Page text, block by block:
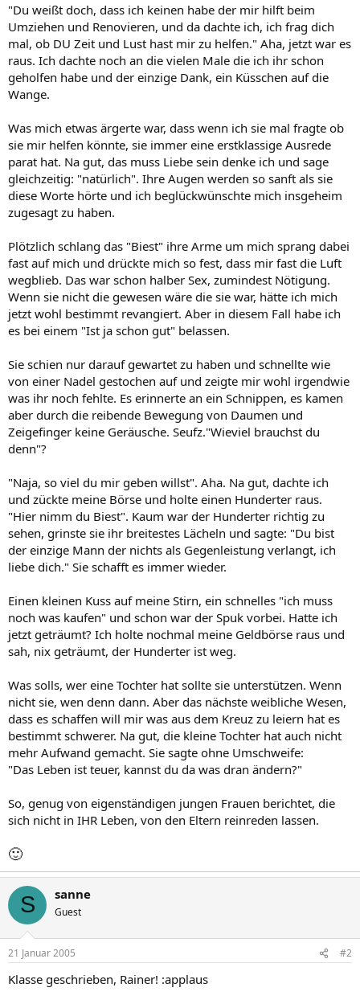
"Du weißt doch, dass ich keinen habe der mir hilft beim
Umziehen und Renovieren, und da dachte ich, ich frag dich
mal, ob DU Zeit und Lust hast mir zu helfen." Aha, jetzt war es
raus. Ich dachte noch an die vielen Male die ich ihr schon
geholfen habe und der einzige Dank, ein Küsschen auf die
Wange.
Was mich etwas ärgerte war, dass wenn ich sie mal fragte ob
sie mir helfen könnte, sie immer eine erstklassige Ausrede
parat hat. Na gut, das muss Liebe sein denke ich und sage
gleichzeitig: "natürlich". Ihre Augen werden so sanft als sie
diese Worte hörte und ich beglückwünschte mich insgeheim
zugesagt zu haben.
Plötzlich schlang das "Biest" ihre Arme um mich sprang dabei
fast auf mich und drückte mich so fest, dass mir fast die Luft
wegblieb. Das war schon halber Sex, zumindest Nötigung.
Wenn sie nicht die gewesen wäre die sie war, hätte ich mich
jetzt wohl bestimmt revangiert. Aber in diesem Fall habe ich
es bei einem "Ist ja schon gut" belassen.
Sie schien nur darauf gewartet zu haben und schnellte wie
von einer Nadel gestochen auf und zeigte mir wohl irgendwie
was ihr noch fehlte. Es erinnerte an ein Schnippen, es kamen
aber durch die reibende Bewegung von Daumen und
Zeigefinger keine Geräusche. Seufz."Wieviel brauchst du
denn"?
"Naja, so viel du mir geben willst". Aha. Na gut, dachte ich
und zückte meine Börse und holte einen Hunderter raus.
"Hier nimm du Biest". Kaum war der Hunderter richtig zu
sehen, grinste sie ihr breitestes Lächeln und sagte: "Du bist
der einzige Mann der nichts als Gegenleistung verlangt, ich
liebe dich." Sie schafft es immer wieder.
Einen kleinen Kuss auf meine Stirn, ein schnelles "ich muss
noch was kaufen" und schon war der Spuk vorbei. Hatte ich
jetzt geträumt? Ich holte nochmal meine Geldbörse raus und
sah, nix geträumt, der Hunderter ist weg.
Was solls, wer eine Tochter hat sollte sie unterstützen. Wenn
nicht sie, wen denn dann. Aber das nächste weibliche Wesen,
dass es schaffen will mir was aus dem Kreuz zu leiern hat es
bestimmt schwerer. Na gut, die kleine Tochter hat auch nicht
mehr Aufwand gemacht. Sie sagte ohne Umschweife:
"Das Leben ist teuer, kannst du da was dran ändern?"
So, genug von eigenständigen jungen Frauen berichtet, die
sich nicht in IHR Leben, von den Eltern reinreden lassen.
🙂
S sanne
Guest
21 Januar 2005 #2
Klasse geschrieben, Rainer! :applaus